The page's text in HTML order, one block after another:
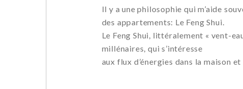
Il y a une philosophie qui m’aide
des appartements: Le Feng Shui.
Le Feng Shui, littéralement « vent-
millénaires, qui s’intéresse
aux flux d’énergies dans la maison